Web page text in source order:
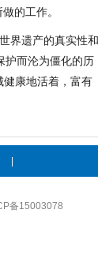
的工作。
界遗产的真实性和
护而沦为僵化的历
健康地活着，富有
备15003078